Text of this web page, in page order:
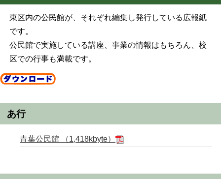
東区内の公民館が、それぞれ編集し発行している広報紙
です。
公民館で実施している講座、事業の情報はもちろん、校
区での行事も満載です。
あ行
青葉公民館 （1,418kbyte）